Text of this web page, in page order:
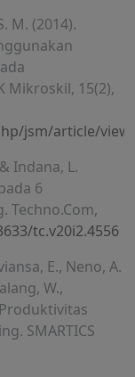
M. (2014).
Mikroskil, 15(2),
jsm/article/
Indana, L.
6
Techno.Com,
tc.v20i2.4556
E., Neno, A.
W.,
SMARTICS